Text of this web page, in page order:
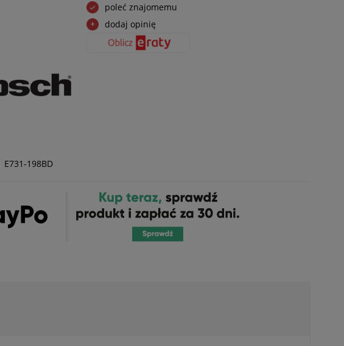
E731-198BD
poleć znajomemu
dodaj opinię